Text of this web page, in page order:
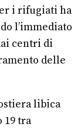
i rifugiati ha
l’immediato
centri di
delle
libica
19 tra